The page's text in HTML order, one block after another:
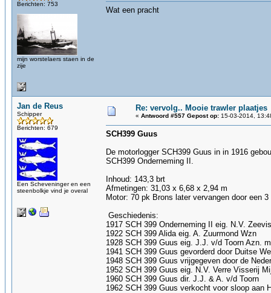
Berichten: 753
mijn worstelaers staen in de
zije
Wat een pracht
Jan de Reus
Schipper
Berichten: 679
Een Scheveninger en een
steenbolkje vind je overal
Re: vervolg.. Mooie trawler plaatjes
« Antwoord #557 Gepost op: 15-03-2014,
SCH399 Guus
De motorlogger SCH399 Guus in in 1916
SCH399 Onderneming II.
Inhoud: 143,3 brt
Afmetingen: 31,03 x 6,68 x 2,94 m
Motor: 70 pk Brons later vervangen door een
Geschiedenis:
1917 SCH 399 Onderneming II eig. N.V.
1922 SCH 399 Alida eig. A. Zuurmond Wzn
1928 SCH 399 Guus eig. J.J. v/d Toorn Azn.
1941 SCH 399 Guus gevorderd door Duitse
1948 SCH 399 Guus vrijgegeven door de
1952 SCH 399 Guus eig. N.V. Verre Visserij
1960 SCH 399 Guus dir. J.J. & A. v/d Toorn
1962 SCH 399 Guus verkocht voor sloop aan